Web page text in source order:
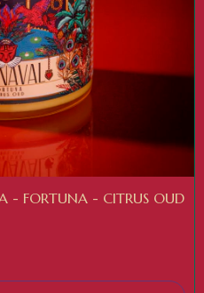
- FORTUNA - CITRUS OUD